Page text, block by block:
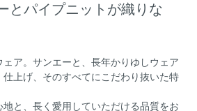
とパイプニットが織りな
ア。サンエーと、長年かりゆしウェア
上げ、そのすべてにこだわり抜いた特
と、長く愛用していただける品質をお